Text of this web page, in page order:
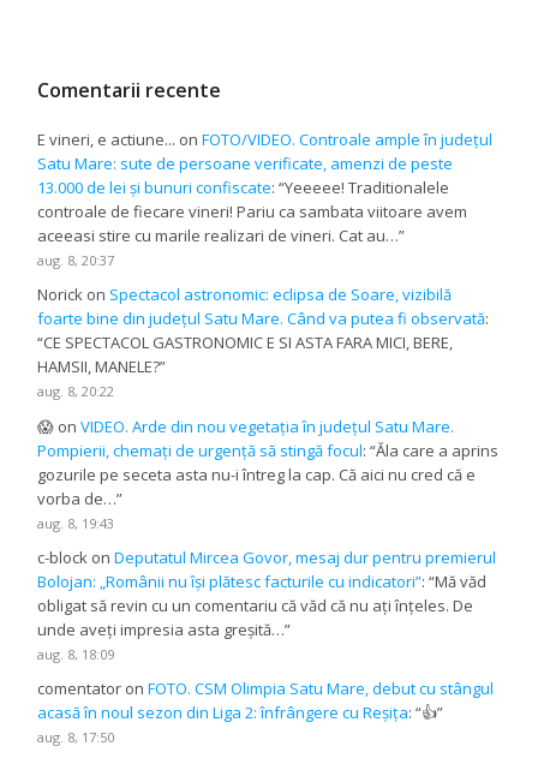
Comentarii recente
E vineri, e actiune... onFOTO/VIDEO. Controale ample în județul
Satu Mare: sute de persoane verificate, amenzi de peste
13.000 de lei și bunuri confiscate: “Yeeeee! Traditionalele
controale de fiecare vineri! Pariu ca sambata viitoare avem
aceeasi stire cu marile realizari de vineri. Cat au…”
aug. 8, 20:37
Norick on Spectacol astronomic: eclipsa de Soare, vizibilă
foarte bine din județul Satu Mare. Când va putea fi observată:
“CE SPECTACOL GASTRONOMIC E SI ASTA FARA MICI, BERE,
HAMSII, MANELE?”
aug. 8, 20:22
😱 onVIDEO. Arde din nou vegetația în județul Satu Mare.
Pompierii, chemați de urgență să stingă focul: “Ăla care a aprins
gozurile pe seceta asta nu-i întreg la cap. Că aici nu cred că e
vorba de…”
aug. 8, 19:43
c-block onDeputatul Mircea Govor, mesaj dur pentru premierul
Bolojan: „Românii nu își plătesc facturile cu indicatori”: “Mă văd
obligat să revin cu un comentariu că văd că nu ați înțeles. De
unde aveți impresia asta greșită…”
aug. 8, 18:09
comentator onFOTO. CSM Olimpia Satu Mare, debut cu stângul
acasă în noul sezon din Liga 2: înfrângere cu Reșița: “👍”
aug. 8, 17:50